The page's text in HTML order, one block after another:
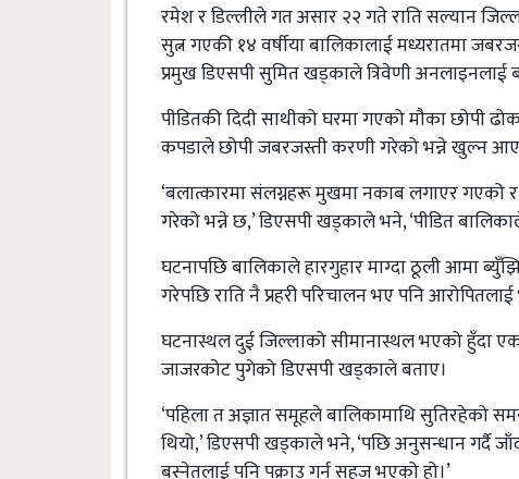
रमेश र डिल्लीले गत असार २२ गते राति सल्यान
सुत्न गएकी १४ वर्षीया बालिकालाई मध्यरातमा
प्रमुख डिएसपी सुमित खड्काले त्रिवेणी अनलाइनलाई
पीडितकी दिदी साथीको घरमा गएको मौका छोपी
कपडाले छोपी जबरजस्ती करणी गरेको भन्ने खुल्न
‘बलात्कारमा संलग्नहरू मुखमा नकाब लगाएर गएको
गरेको भन्ने छ,’ डिएसपी खड्काले भने, ‘पीडित
घटनापछि बालिकाले हारगुहार माग्दा ठूली आमा
गरेपछि राति नै प्रहरी परिचालन भए पनि
घटनास्थल दुई जिल्लाको सीमानास्थल भएको हुँदा
जाजरकोट पुगेको डिएसपी खड्काले बताए।
‘पहिला त अज्ञात समूहले बालिकामाथि सुतिरहेको
थियो,’ डिएसपी खड्काले भने, ‘पछि अनुसन्धान गर्दै
बस्नेतलाई पनि पक्राउ गर्न सहज भएको हो।’